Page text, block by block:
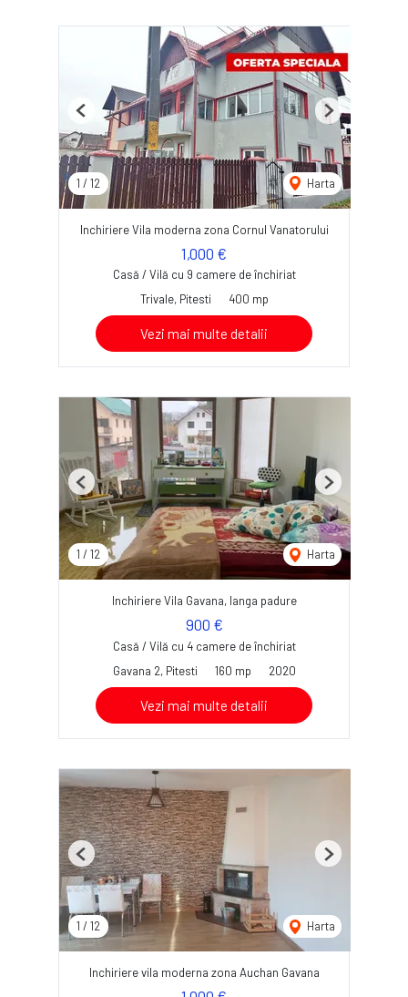
1 / 12 Harta
Previous Next
Inchiriere Vila moderna zona Cornul Vanatorului
1,000 €
Casă / Vilă cu 9 camere de închiriat
Trivale, Pitesti
400 mp
Vezi mai multe detalii
1 / 12 Harta
Previous Next
Inchiriere Vila Gavana, langa padure
900 €
Casă / Vilă cu 4 camere de închiriat
Gavana 2, Pitesti
160 mp 2020
Vezi mai multe detalii
1 / 12 Harta
Previous Next
Inchiriere vila moderna zona Auchan Gavana